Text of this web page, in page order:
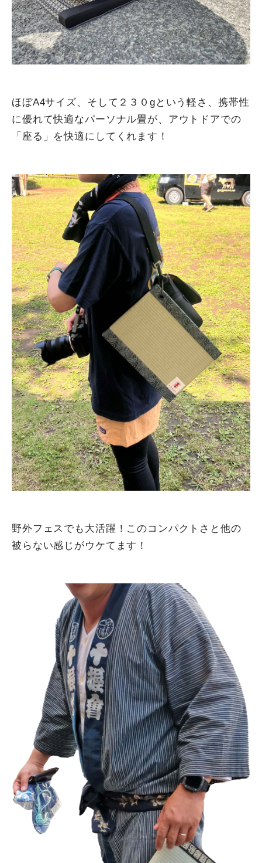
ほぼA4サイズ、そして２３０gという軽さ、携帯性
に優れて快適なパーソナル畳が、アウトドアでの
「座る」を快適にしてくれます！
野外フェスでも大活躍！このコンパクトさと他の
被らない感じがウケてます！